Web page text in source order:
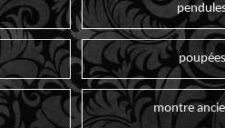
poupées
montre